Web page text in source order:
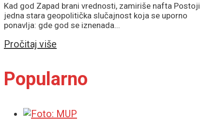
Kad god Zapad brani vrednosti, zamiriše nafta Postoji
jedna stara geopolitička slučajnost koja se uporno
ponavlja: gde god se iznenada...
Pročitaj više
Popularno